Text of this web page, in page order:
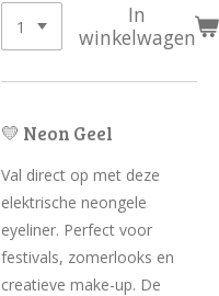
In
winkelwagen
💛 Neon Geel
Val direct op met deze
elektrische neongele
eyeliner. Perfect voor
festivals, zomerlooks en
creatieve make-up. De